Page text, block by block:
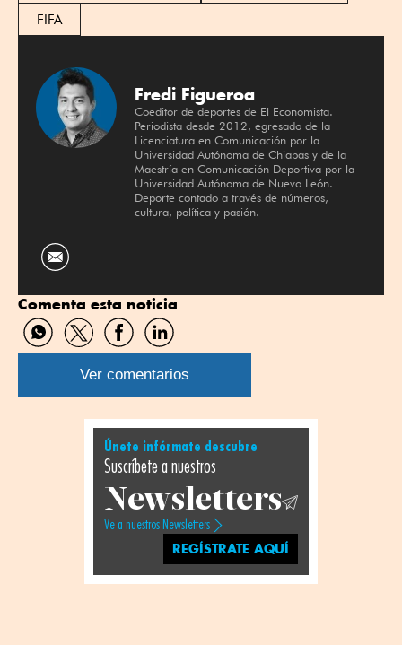
FIFA
Fredi Figueroa
Coeditor de deportes de El Economista.
Periodista desde 2012, egresado de la
Licenciatura en Comunicación por la
Universidad Autónoma de Chiapas y de la
Maestría en Comunicación Deportiva por la
Universidad Autónoma de Nuevo León.
Deporte contado a través de números,
cultura, política y pasión.
Comenta esta noticia
Compartir
por
WhatsApp
Compartir
por
Twitter
Compartir
por
Facebook
Compartir
por
Linkedin
Ver comentarios
Únete infórmate descubre
Suscríbete a nuestros
Newsletters
Ve a nuestros Newsletters
REGÍSTRATE AQUÍ